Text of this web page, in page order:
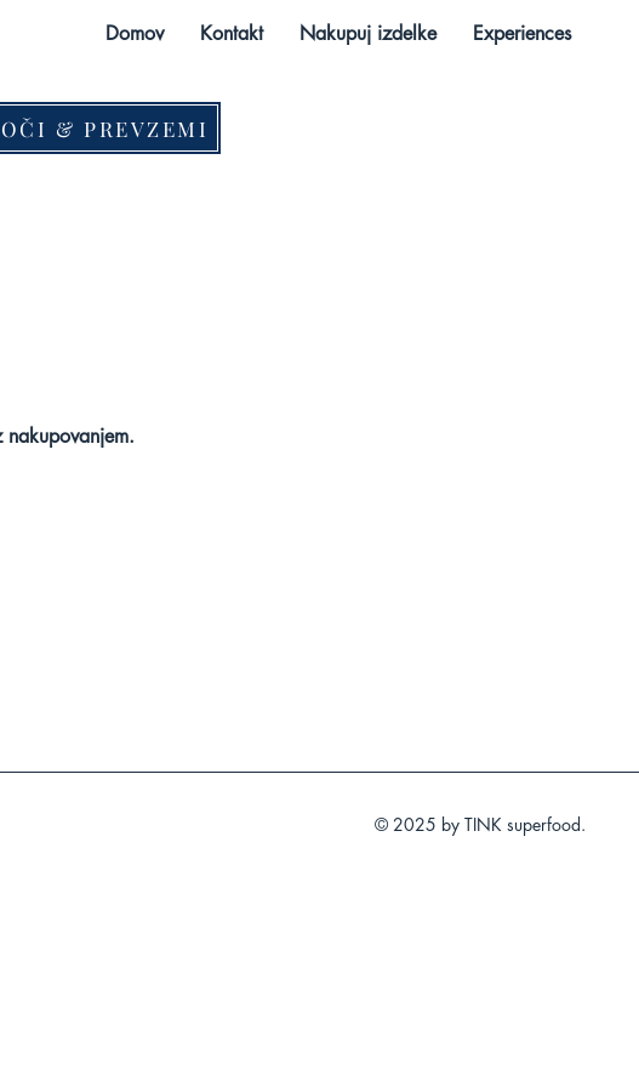
Domov Kontakt Nakupuj izdelke Experiences
& PREVZEMI
© 2025 by TINK superfood.